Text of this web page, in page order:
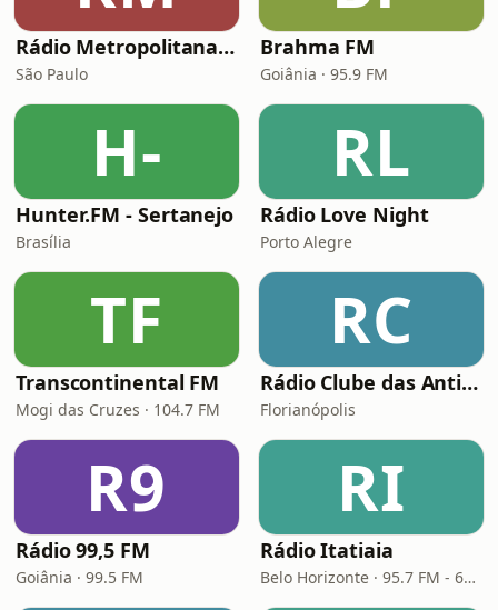
Rádio Metropolitana Sertanejo
São Paulo
Brahma FM
Goiânia · 95.9 FM
H-
Hunter.FM - Sertanejo
Brasília
RL
Rádio Love Night
Porto Alegre
TF
Transcontinental FM
Mogi das Cruzes · 104.7 FM
RC
Rádio Clube das Antigas Floripa
Florianópolis
R9
Rádio 99,5 FM
Goiânia · 99.5 FM
RI
Rádio Itatiaia
Belo Horizonte · 95.7 FM - 610 AM